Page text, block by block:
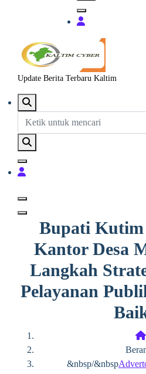
Update Berita Terbaru Kaltim
Bupati Kutim
Kantor Desa
Langkah
Pelayanan
&nbsp/&nbsp